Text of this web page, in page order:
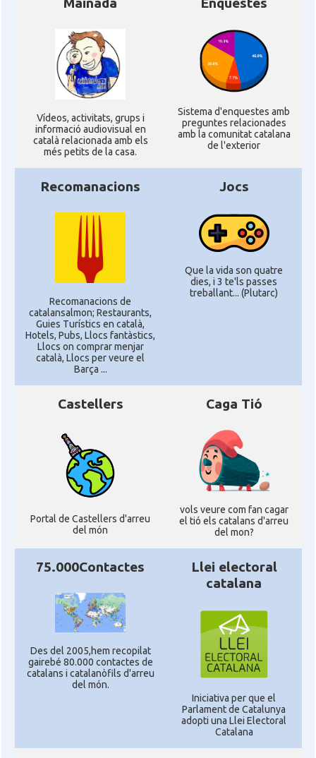
Ví­deos, activitats, grups i
informació audiovisual en
català relacionada amb els
més petits de la casa.
Sistema d'enquestes amb
preguntes relacionades
amb la comunitat catalana
de l'exterior
Recomanacions
Recomanacions de
catalansalmon; Restaurants,
Guies Turístics en català,
Hotels, Pubs, Llocs fantàstics,
Llocs on comprar menjar
català, Llocs per veure el
Barça ...
Jocs
Que la vida son quatre
dies, i 3 te'ls passes
treballant... (Plutarc)
Castellers
Portal de Castellers d'arreu
del món
Caga Tió
vols veure com fan cagar
el tió els catalans d'arreu
del mon?
75.000Contactes
Des del 2005,hem recopilat
gairebé 80.000 contactes de
catalans i catalanòfils d'arreu
del món.
Llei electoral
catalana
Iniciativa per que el
Parlament de Catalunya
adopti una Llei Electoral
Catalana